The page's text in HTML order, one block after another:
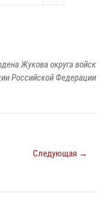
Жукова округа войск
Российской Федерации
Следующая →